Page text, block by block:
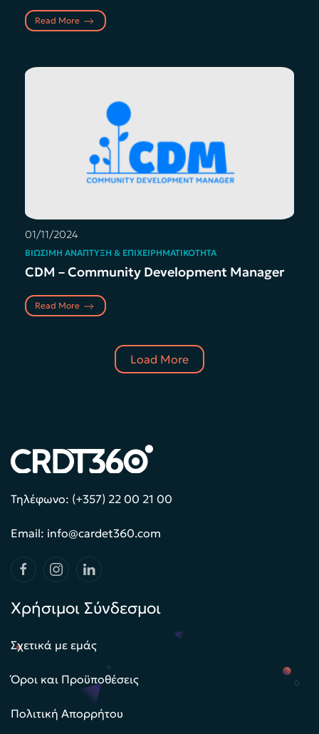
Read More
01/11/2024
ΒΙΏΣΙΜΗ ΑΝΆΠΤΥΞΗ & ΕΠΙΧΕΙΡΗΜΑΤΙΚΌΤΗΤΑ
CDM – Community Development Manager
Read More
Load More
Τηλέφωνο: (+357) 22 00 21 00
Email: info@cardet360.com
Χρήσιμοι Σύνδεσμοι
Σχετικά με εμάς
Όροι και Προϋποθέσεις
Πολιτική Απορρήτου